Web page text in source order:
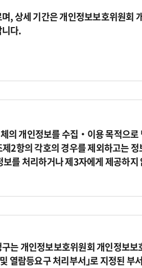
, 상세 기간은 개인정보보호위원회
다.
의 개인정보를 수집‧이용 목적으로
2항의 각호의 경우를 제외하고는
보를 처리하거나 제3자에게 제공하지
는 개인정보보호위원회 개인정보
열람등요구 처리부서｣로 지정된 부